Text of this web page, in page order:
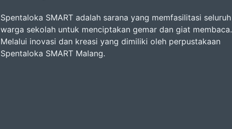
Spentaloka SMART adalah sarana yang memfasilitasi seluruh
warga sekolah untuk menciptakan gemar dan giat membaca.
Melalui inovasi dan kreasi yang dimiliki oleh perpustakaan
Spentaloka SMART Malang.